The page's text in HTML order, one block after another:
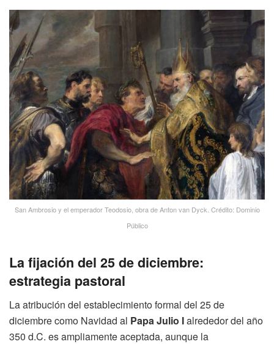
San Ambrosio y el emperador Teodosio, obra de Anton van Dyck. Crédito: Dominio
Público
La fijación del 25 de diciembre:
estrategia pastoral
La atribución del establecimiento formal del 25 de
diciembre como Navidad al Papa Julio Ialrededor del año
350 d.C. es ampliamente aceptada, aunque la